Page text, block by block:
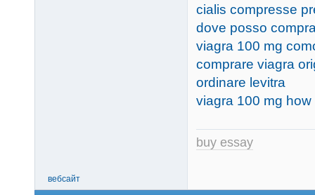
cialis compresse
dove posso
viagra 100 mg
comprare viagra
ordinare levitra
viagra 100 mg
buy essay
вебсайт